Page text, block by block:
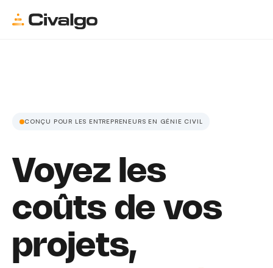
CONÇU POUR LES ENTREPRENEURS EN GÉNIE CIVIL
Voyez les
coûts de vos
projets,